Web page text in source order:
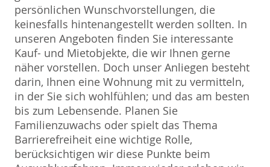
persönlichen Wunschvorstellungen, die
keinesfalls hintenangestellt werden sollten. In
unseren Angeboten finden Sie interessante
Kauf- und Mietobjekte, die wir Ihnen gerne
näher vorstellen. Doch unser Anliegen besteht
darin, Ihnen eine Wohnung mit zu vermitteln,
in der Sie sich wohlfühlen; und das am besten
bis zum Lebensende. Planen Sie
Familienzuwachs oder spielt das Thema
Barrierefreiheit eine wichtige Rolle,
berücksichtigen wir diese Punkte beim